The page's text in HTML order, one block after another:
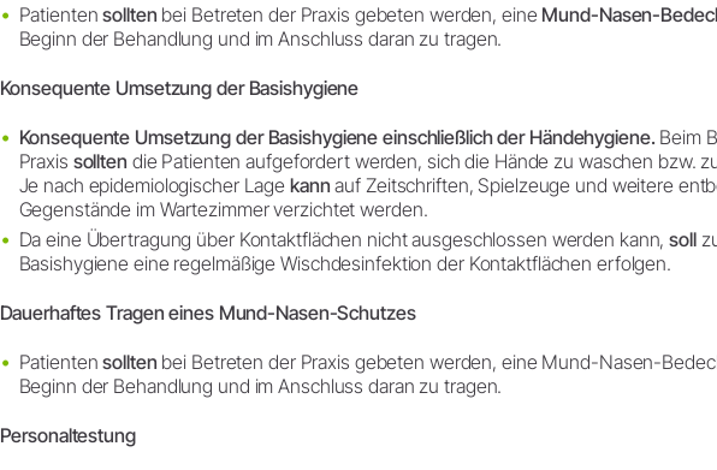
Patientensollten bei Betreten der Praxis gebeten werden, eine Mund-Nasen-
Beginn der Behandlung und im Anschluss daran zu tragen.
Konsequente Umsetzung der Basishygiene
Konsequente Umsetzung der Basishygiene einschließlich der Händehygiene. Beim
Praxis sollten die Patienten aufgefordert werden, sich die Hände zu waschen bzw.
Je nach epidemiologischer Lagekann auf Zeitschriften, Spielzeuge und weitere
Gegenstände im Wartezimmer verzichtet werden.
Da eine Übertragung über Kontaktflächen nicht ausgeschlossen werden kann,soll
Basishygiene eine regelmäßige Wischdesinfektion der Kontaktflächen erfolgen.
Dauerhaftes Tragen eines Mund-Nasen-Schutzes
Patientensollten bei Betreten der Praxis gebeten werden, eine Mund-Nasen-
Beginn der Behandlung und im Anschluss daran zu tragen.
Personaltestung